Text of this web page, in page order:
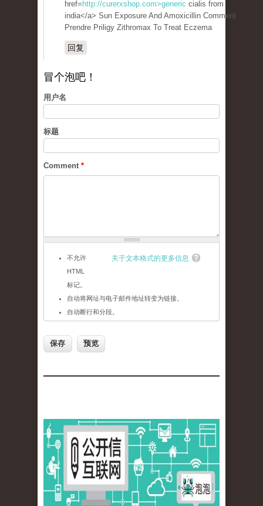
href= http://curerxshop.com>generic cialis from
india</a> Sun Exposure And Amoxicillin Comment
Prendre Priligy Zithromax To Treat Eczema
回复
冒个泡吧！
用户名
标题
Comment *
关于文本格式的更多信息
不允许
HTML
标记。
自动将网址与电子邮件地址转变为链接。
自动断行和分段。